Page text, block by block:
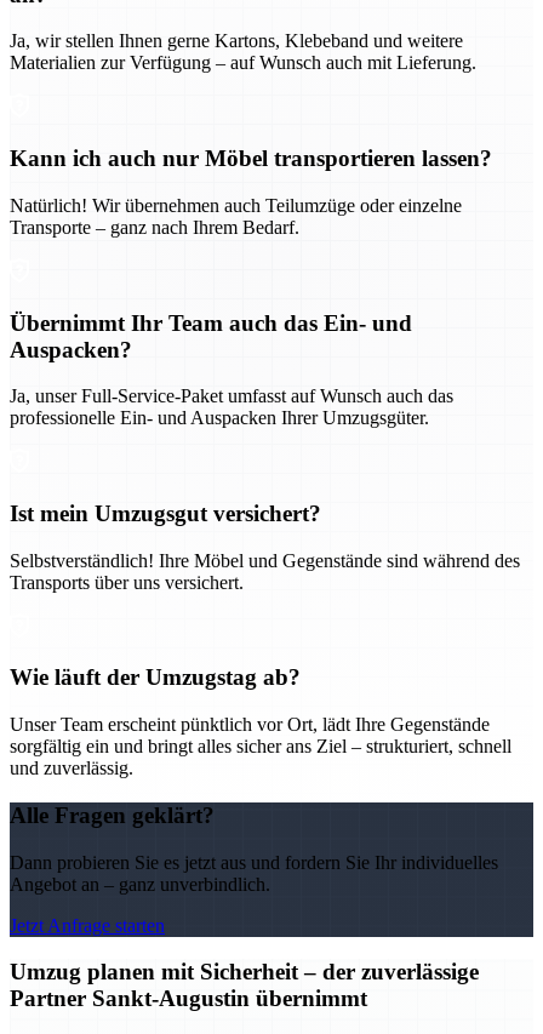
Ja, wir stellen Ihnen gerne Kartons, Klebeband und weitere
Materialien zur Verfügung – auf Wunsch auch mit Lieferung.
Kann ich auch nur Möbel transportieren lassen?
Natürlich! Wir übernehmen auch Teilumzüge oder einzelne
Transporte – ganz nach Ihrem Bedarf.
Übernimmt Ihr Team auch das Ein- und
Auspacken?
Ja, unser Full-Service-Paket umfasst auf Wunsch auch das
professionelle Ein- und Auspacken Ihrer Umzugsgüter.
Ist mein Umzugsgut versichert?
Selbstverständlich! Ihre Möbel und Gegenstände sind während des
Transports über uns versichert.
Wie läuft der Umzugstag ab?
Unser Team erscheint pünktlich vor Ort, lädt Ihre Gegenstände
sorgfältig ein und bringt alles sicher ans Ziel – strukturiert, schnell
und zuverlässig.
Alle Fragen geklärt?
Dann probieren Sie es jetzt aus und fordern Sie Ihr individuelles
Angebot an – ganz unverbindlich.
Jetzt Anfrage starten
Umzug planen mit Sicherheit – der zuverlässige
Partner Sankt-Augustin übernimmt